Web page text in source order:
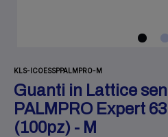
KLS-ICOESSPPALMPRO-M
Guanti in Lattice
PALMPRO Expert
(100pz) - M